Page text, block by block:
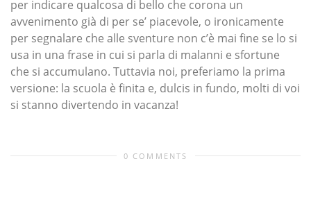
per indicare qualcosa di bello che corona un
avvenimento già di per se’ piacevole, o ironicamente
per segnalare che alle sventure non c’è mai fine se lo si
usa in una frase in cui si parla di malanni e sfortune
che si accumulano. Tuttavia noi, preferiamo la prima
versione: la scuola è finita e, dulcis in fundo, molti di voi
si stanno divertendo in vacanza!
0 COMMENTS